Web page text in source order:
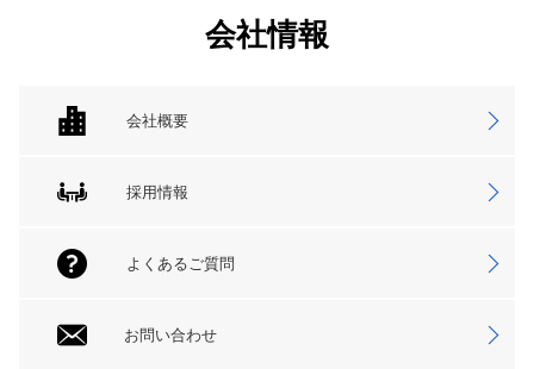
会社情報
会社概要
採用情報
よくあるご質問
お問い合わせ